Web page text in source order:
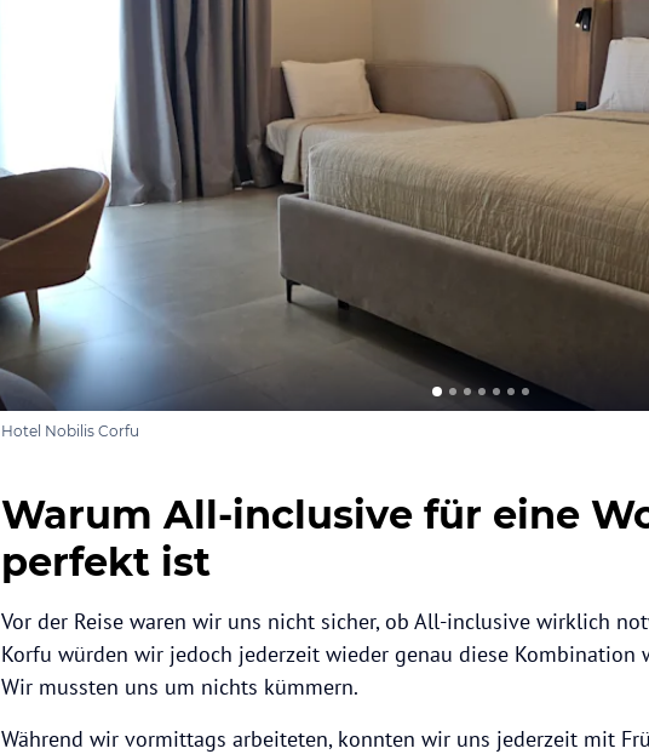
Hotel Nobilis Corfu
Warum All-inclusive für eine
perfekt ist
Vor der Reise waren wir uns nicht sicher, ob All-inclusive wirklich
Korfu würden wir jedoch jederzeit wieder genau diese Kombination
Wir mussten uns um nichts kümmern.
Während wir vormittags arbeiteten, konnten wir uns jederzeit mit